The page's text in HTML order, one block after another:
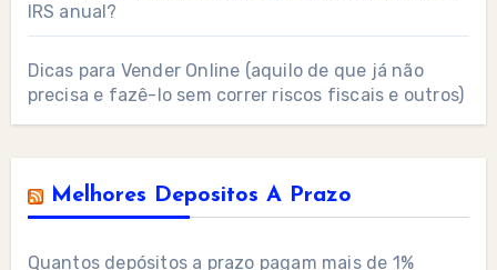
IRS anual?
Dicas para Vender Online (aquilo de que já não
precisa e fazê-lo sem correr riscos fiscais e outros)
Melhores Depositos A Prazo
Quantos depósitos a prazo pagam mais de 1%